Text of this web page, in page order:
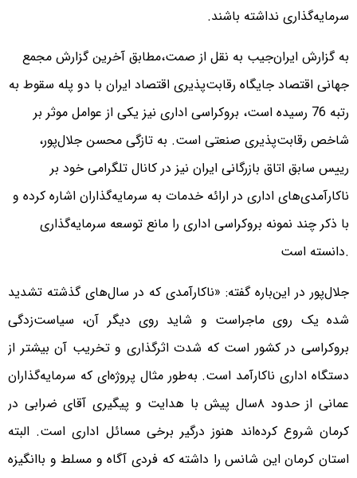
سرمایه‌گذاری نداشته باشند.
به گزارش ایران‌جیب به نقل از صمت،مطابق آخرین گزارش مجمع
جهانی اقتصاد جایگاه رقابت‌پذیری اقتصاد ایران با دو پله سقوط به
رتبه 76 رسیده است، بروکراسی اداری نیز یکی از عوامل موثر بر
شاخص رقابت‌پذیری صنعتی است. به تازگی محسن جلال‌پور،
رییس سابق اتاق بازرگانی ایران نیز در کانال تلگرامی خود بر
ناکارآمدی‌های اداری در ارائه خدمات به سرمایه‌گذاران اشاره کرده و
با ذکر چند نمونه بروکراسی اداری را مانع توسعه سرمایه‌گذاری
دانسته است.
جلال‌پور در این‌باره گفته: «ناکارآمدی که در سال‌های گذشته تشدید
شده یک روی ماجراست و شاید روی دیگر آن، سیاست‌زدگی
بروکراسی در کشور است که شدت اثرگذاری و تخریب آن بیشتر از
دستگاه اداری ناکارآمد است. به‌طور مثال پروژه‌ای که سرمایه‌گذاران
عمانی از حدود ۸سال پیش با هدایت و پیگیری آقای ضرابی در
کرمان شروع کرده‌اند هنوز درگیر برخی مسائل اداری است. البته
استان کرمان این شانس را داشته که فردی آگاه و مسلط و باانگیزه